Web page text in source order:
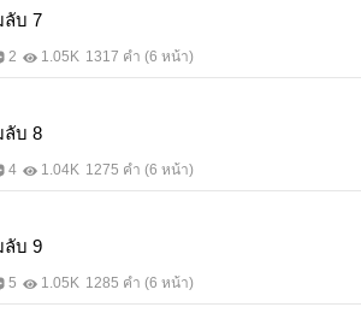
มลับ 7
2 1.05K 1317 คำ (6 หน้า)
มลับ 8
4 1.04K 1275 คำ (6 หน้า)
มลับ 9
5 1.05K 1285 คำ (6 หน้า)